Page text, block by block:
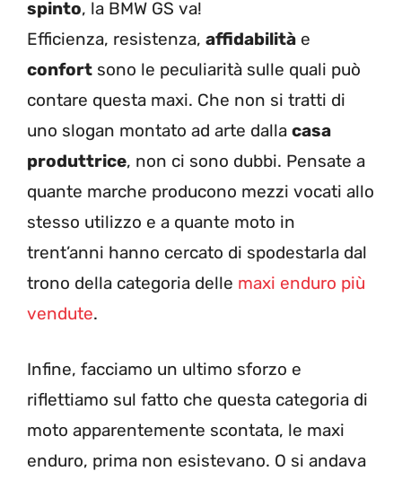
spinto, la BMW GS va!
Efficienza, resistenza, affidabilità e
confort sono le peculiarità sulle quali può
contare questa maxi. Che non si tratti di
uno slogan montato ad arte dalla casa
produttrice, non ci sono dubbi. Pensate a
quante marche producono mezzi vocati allo
stesso utilizzo e a quante moto in
trent’anni hanno cercato di spodestarla dal
trono della categoria delle maxi enduro più
vendute.
Infine, facciamo un ultimo sforzo e
riflettiamo sul fatto che questa categoria di
moto apparentemente scontata, le maxi
enduro, prima non esistevano. O si andava